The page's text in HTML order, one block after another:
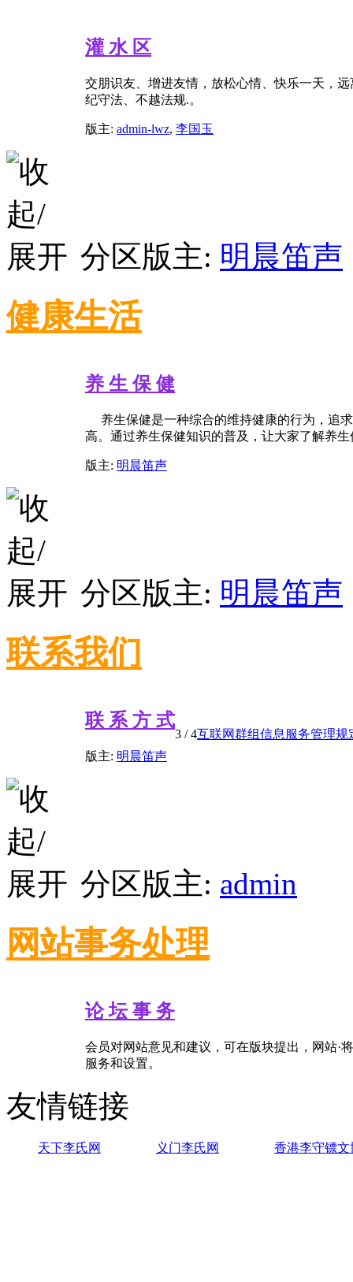
灌 水 区
交朋识友、增进友情，放松心情、快乐一天，
纪守法、不越法规.。
版主: admin-lwz, 李国玉
分区版主: 明晨笛声
健康生活
养 生 保 健
养生保健是一种综合的维持健康的行为，追
高。通过养生保健知识的普及，让大家了解养
版主: 明晨笛声
分区版主: 明晨笛声
联系我们
联 系 方 式
版主: 明晨笛声
3 / 4互联网群组信息服务管理规
分区版主: admin
网站事务处理
论 坛 事 务
会员对网站意见和建议，可在版块提出，网站·
服务和设置。
友情链接
天下李氏网 义门李氏网 香港李守镖文